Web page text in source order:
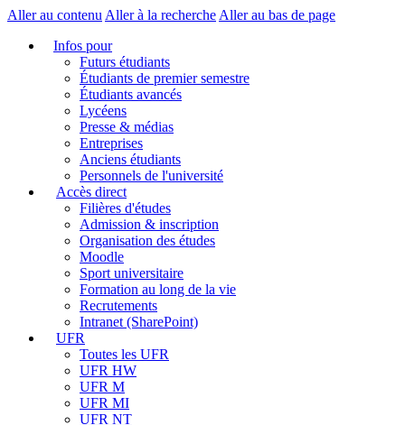
Aller au contenu Aller à la recherche Aller au bas de page
Infos pour
Futurs étudiants
Étudiants de premier semestre
Étudiants avancés
Lycéens
Presse & médias
Entreprises
Anciens étudiants
Personnels de l'université
Accès direct
Filières d'études
Admission & inscription
Organisation des études
Moodle
Sport universitaire
Formation au long de la vie
Recrutements
Intranet (SharePoint)
UFR
Toutes les UFR
UFR HW
UFR M
UFR MI
UFR NT